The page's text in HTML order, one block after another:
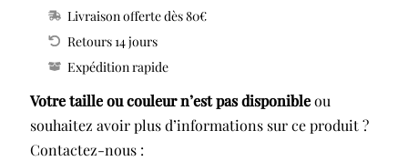
0563601
WISTERIA
CULOTTE
Livraison offerte dès 80€
Retours 14 jours
Expédition rapide
Votre taille ou couleur n’est pas disponibleou
souhaitez avoir plus d’informations sur ce produit ?
Contactez-nous :